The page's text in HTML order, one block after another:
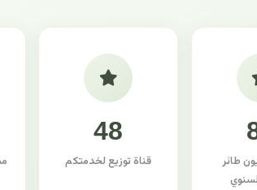
طائر
48
قناة توزيع لخدمتكم